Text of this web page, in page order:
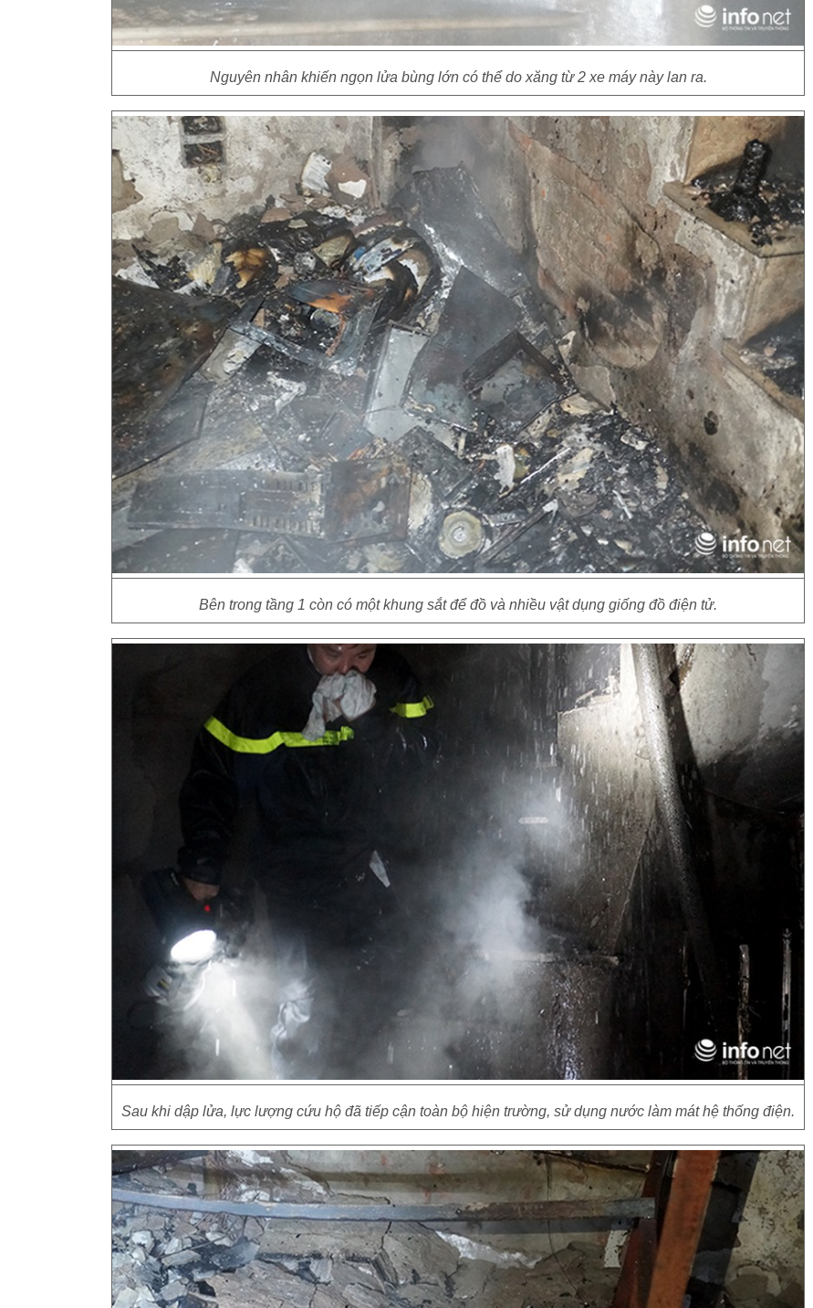
Nguyên nhân khiến ngọn lửa bùng lớn có thể do xăng từ 2 xe máy này lan ra.
Bên trong tầng 1 còn có một khung sắt để đồ và nhiều vật dụng giống đồ điện tử.
Sau khi dập lửa, lực lượng cứu hộ đã tiếp cận toàn bộ hiện trường, sử dụng nước làm mát hệ thống điện.